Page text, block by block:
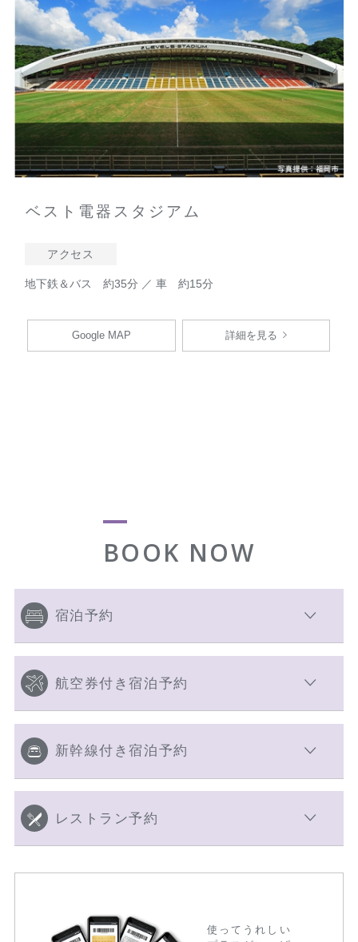
ベスト電器スタジアム
アクセス
地下鉄＆バス 約35分 ／ 車 約15分
Google MAP 詳細を見る
BOOK NOW
宿泊予約
航空券付き宿泊予約
新幹線付き宿泊予約
レストラン予約
使ってうれしい